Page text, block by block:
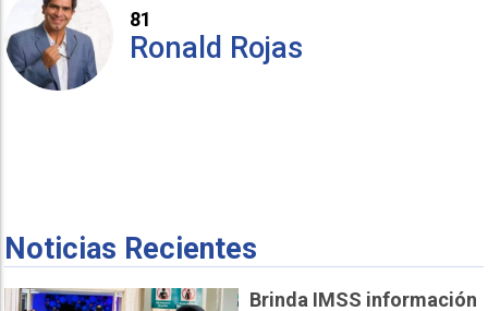
81
Ronald Rojas
Noticias Recientes
Brinda IMSS información